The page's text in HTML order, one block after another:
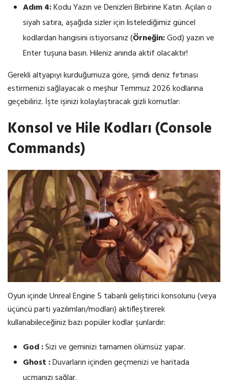
Adım 4:Kodu Yazın ve Denizleri Birbirine Katın. Açılan o
siyah satıra, aşağıda sizler için listelediğimiz güncel
kodlardan hangisini istiyorsanız (Örneğin:God) yazın ve
Enter tuşuna basın. Hileniz anında aktif olacaktır!
Gerekli altyapıyı kurduğumuza göre, şimdi deniz fırtınası
estirmenizi sağlayacak o meşhur Temmuz 2026 kodlarına
geçebiliriz. İşte işinizi kolaylaştıracak gizli komutlar:
Konsol ve Hile Kodları (Console
Commands)
Oyun içinde Unreal Engine 5 tabanlı geliştirici konsolunu (veya
üçüncü parti yazılımları/modları) aktifleştirerek
kullanabileceğiniz bazı popüler kodlar şunlardır:
God :Sizi ve geminizi tamamen ölümsüz yapar.
Ghost :Duvarların içinden geçmenizi ve haritada